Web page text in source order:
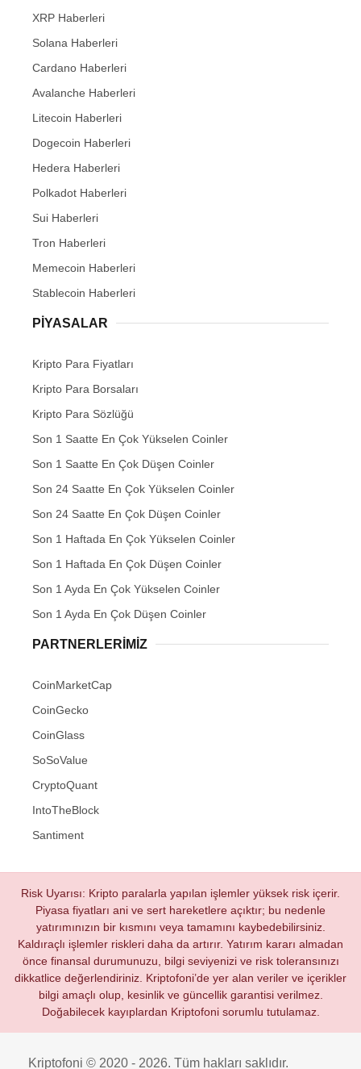
XRP Haberleri
Solana Haberleri
Cardano Haberleri
Avalanche Haberleri
Litecoin Haberleri
Dogecoin Haberleri
Hedera Haberleri
Polkadot Haberleri
Sui Haberleri
Tron Haberleri
Memecoin Haberleri
Stablecoin Haberleri
PIYASALAR
Kripto Para Fiyatları
Kripto Para Borsaları
Kripto Para Sözlüğü
Son 1 Saatte En Çok Yükselen Coinler
Son 1 Saatte En Çok Düşen Coinler
Son 24 Saatte En Çok Yükselen Coinler
Son 24 Saatte En Çok Düşen Coinler
Son 1 Haftada En Çok Yükselen Coinler
Son 1 Haftada En Çok Düşen Coinler
Son 1 Ayda En Çok Yükselen Coinler
Son 1 Ayda En Çok Düşen Coinler
PARTNERLERIMIZ
CoinMarketCap
CoinGecko
CoinGlass
SoSoValue
CryptoQuant
IntoTheBlock
Santiment
Risk Uyarısı: Kripto paralarla yapılan işlemler yüksek risk içerir.
Piyasa fiyatları ani ve sert hareketlere açıktır; bu nedenle
yatırımınızın bir kısmını veya tamamını kaybedebilirsiniz.
Kaldıraçlı işlemler riskleri daha da artırır. Yatırım kararı almadan
önce finansal durumunuzu, bilgi seviyenizi ve risk toleransınızı
dikkatlice değerlendiriniz. Kriptofoni’de yer alan veriler ve içerikler
bilgi amaçlı olup, kesinlik ve güncellik garantisi verilmez.
Doğabilecek kayıplardan Kriptofoni sorumlu tutulamaz.
Kriptofoni © 2020 - 2026. Tüm hakları saklıdır.